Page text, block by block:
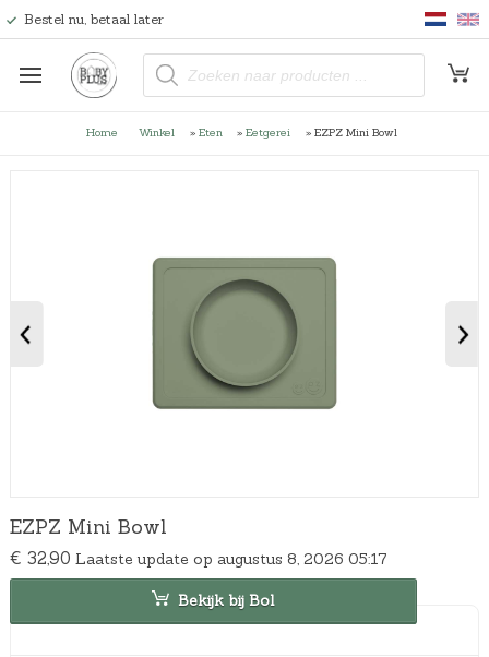
Bestel nu, betaal later
P
o
c
Home Winkel » Eten » Eetgerei » EZPZ Mini Bowl
EZPZ Mini Bowl
€ 32,90 Laatste update op augustus 8, 2026 05:17
Bekijk bij Bol